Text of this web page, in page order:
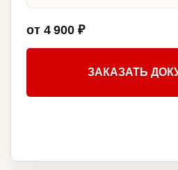
от 4 900 ₽
ЗАКАЗАТЬ